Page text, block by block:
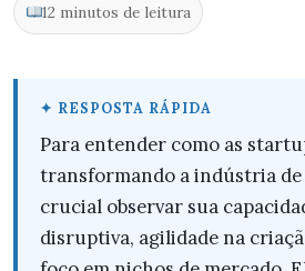
12 minutos de leitura
Para entender como as
transformando a indústria
crucial observar sua
disruptiva, agilidade na